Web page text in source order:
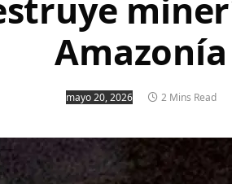
Amazonía
mayo 20, 2026 2 Mins Read